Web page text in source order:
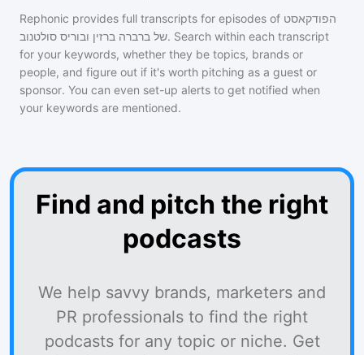
Rephonic provides full transcripts for episodes of הפודקאסט
של ברברה ברזין ובוריס סולטנוב. Search within each transcript
for your keywords, whether they be topics, brands or
people, and figure out if it's worth pitching as a guest or
sponsor. You can even set-up alerts to get notified when
your keywords are mentioned.
Find and pitch the right
podcasts
We help savvy brands, marketers and
PR professionals to find the right
podcasts for any topic or niche. Get